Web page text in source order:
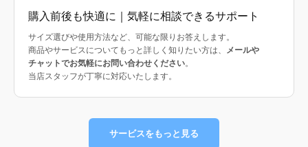
購入前後も快適に｜気軽に相談できるサポート
サイズ選びや使用方法など、可能な限りお答えします。
商品やサービスについてもっと詳しく知りたい方は、
メールや
チャットでお気軽にお問い合わせください。
当店スタッフが丁寧に対応いたします。
サービスをもっと見る